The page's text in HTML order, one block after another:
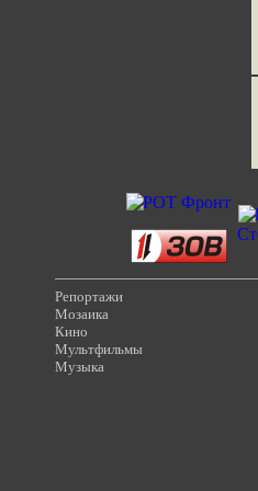
Репортажи
Мозаика
Кино
Мультфильмы
Музыка